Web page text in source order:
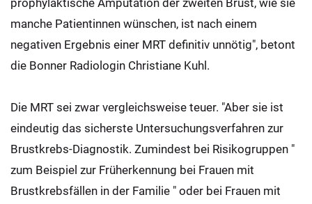
prophylaktische Amputation der zweiten Brust, wie sie
manche Patientinnen wünschen, ist nach einem
negativen Ergebnis einer MRT definitiv unnötig", betont
die Bonner Radiologin Christiane Kuhl.
Die MRT sei zwar vergleichsweise teuer. "Aber sie ist
eindeutig das sicherste Untersuchungsverfahren zur
Brustkrebs-Diagnostik. Zumindest bei Risikogruppen "
zum Beispiel zur Früherkennung bei Frauen mit
Brustkrebsfällen in der Familie " oder bei Frauen mit